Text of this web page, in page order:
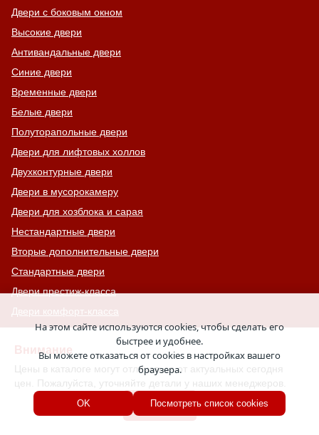
Внимание
Цены в каталоге могут отличаться от актуальных сегодня
цен. Пожалуйста, уточняйте детали у наших менеджеров.
Хорошо
Двери с боковым окном
Высокие двери
Антивандальные двери
Синие двери
Временные двери
Белые двери
Полуторапольные двери
Двери для лифтовых холлов
Двухконтурные двери
Двери в мусорокамеру
Двери для хозблока и сарая
Нестандартные двери
Вторые дополнительные двери
Стандартные двери
Двери престиж-класса
Двери комфорт-класса
Двери с 4-ым классом защиты
С узким стеклом
Двери на лестничную площадку
Остекленные противопожарные двери
С тонированным стеклом
На этом сайте используются cookies, чтобы сделать его
быстрее и удобнее.
Вы можете отказаться от cookies в настройках вашего
браузера.
OK Посмотреть список cookies